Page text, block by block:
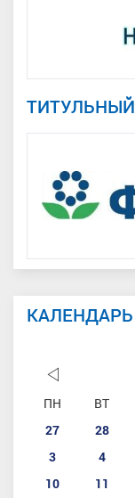
ПН ВТ
27
28
3
4
10
11